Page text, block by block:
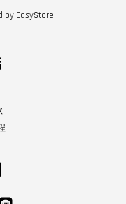
by EasyStore